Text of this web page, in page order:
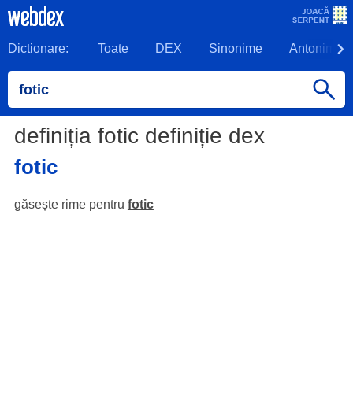
Dictionare: Toate DEX Sinonime Antonime
definiția fotic definiție dex
fotic
găsește rime pentru fotic